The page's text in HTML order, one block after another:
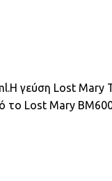
γεύση Lost Mary
το Lost Mary